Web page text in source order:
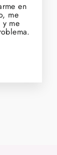
en
me
me